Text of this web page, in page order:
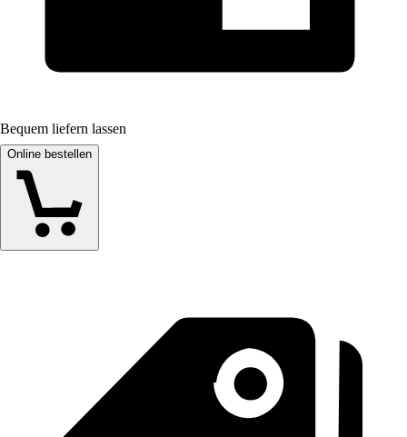
Bequem liefern lassen
Online bestellen